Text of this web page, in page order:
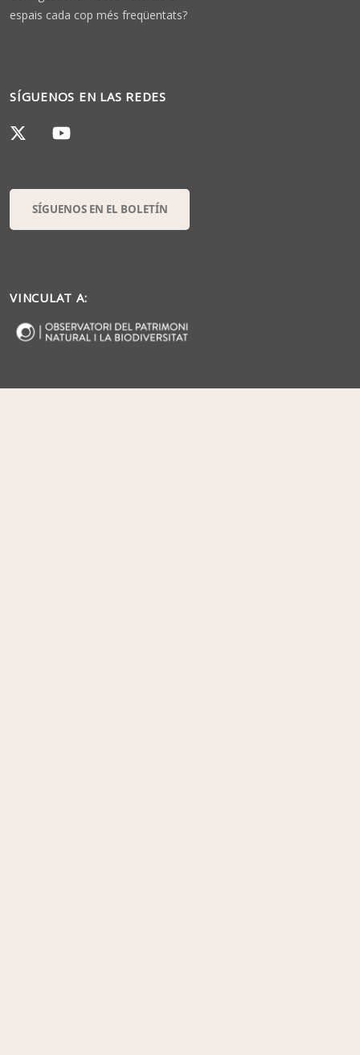
espais cada cop més freqüentats?
SÍGUENOS EN LAS REDES
SÍGUENOS EN EL BOLETÍN
VINCULAT A: